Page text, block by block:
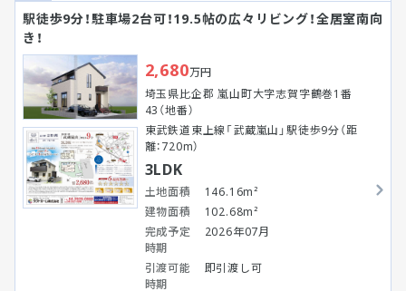
駅徒歩9分！駐車場2台可！19.5帖の広々リビング！全居室南向
き！
2,680万円
埼玉県比企郡 嵐山町大字志賀字鶴巻1番
43（地番）
東武鉄道東上線「武蔵嵐山」駅徒歩9分（距
離：720m）
3LDK
土地面積
146.16m²
建物面積
102.68m²
完成予定
時期
2026年07月
引渡可能
時期
即引渡し可